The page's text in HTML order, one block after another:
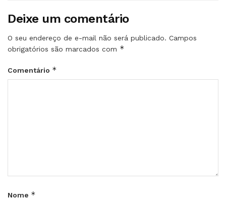
Deixe um comentário
O seu endereço de e-mail não será publicado. Campos
obrigatórios são marcados com *
Comentário *
Nome *